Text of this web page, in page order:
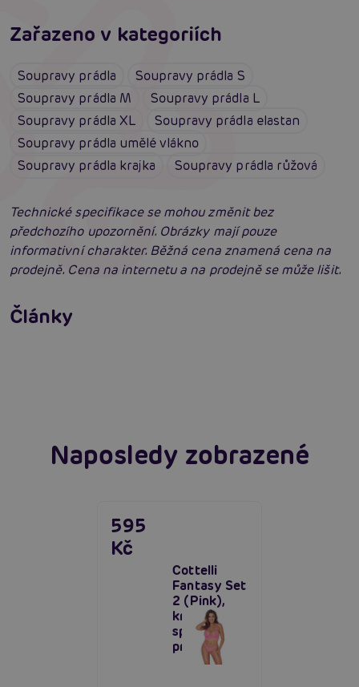
Zařazeno v kategoriích
Soupravy prádla
Soupravy prádla S
Soupravy prádla M
Soupravy prádla L
Soupravy prádla XL
Soupravy prádla elastan
Soupravy prádla umělé vlákno
Soupravy prádla krajka
Soupravy prádla růžová
Technické specifikace se mohou změnit bez
předchozího upozornění. Obrázky mají pouze
informativní charakter. Běžná cena znamená cena na
prodejně. Cena na internetu a na prodejně se může lišit.
Články
neodolatelně sexy
Číst více
Erotická inteligence: Příručka Sexiomů
Naposledy zobrazené
Cottelli
Fantasy Set
2 (Pink),
krajkové
spodní
prádlo
595
Kč